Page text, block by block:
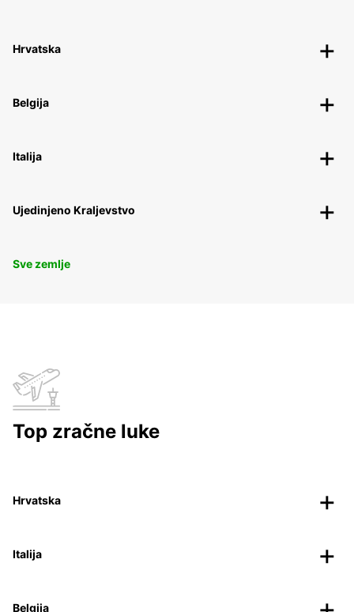
Hrvatska
Belgija
Italija
Ujedinjeno Kraljevstvo
Sve zemlje
Top zračne luke
Hrvatska
Italija
Belgija